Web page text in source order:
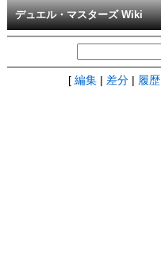
デュエル・マスターズ Wiki
[ 編集 差分 履歴